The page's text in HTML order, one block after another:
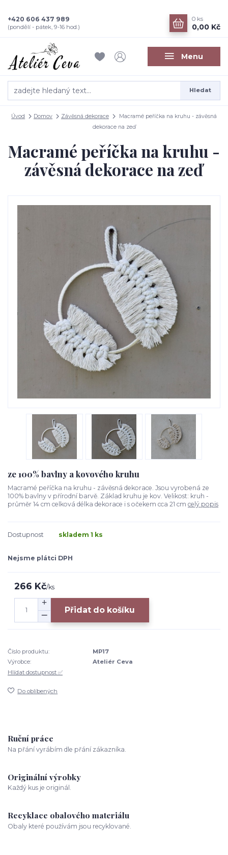
Menu
Hledat
+420 606 437 989
(pondělí - pátek, 9-16 hod.)
0 ks
0,00 Kč
Úvod Domov Závěsná dekorace
Macramé peříčka na kruhu - závěsná
dekorace na zeď
Macramé peříčka na kruhu -
závěsná dekorace na zeď
ze 100% bavlny a kovového kruhu
Macramé peříčka na kruhu - závěsná dekorace. Jsou vyrobená ze
100% bavlny v přírodní barvě. Základ kruhu je kov. Velikost: kruh -
průměr 14 cm celková délka dekorace i s očekem cca 21 cm celý popis
Dostupnost skladem 1 ks
Nejsme plátci DPH
266 Kč/ks
Přidat do košíku
Číslo produktu:
MP17
Výrobce:
Ateliér Ceva
Hlídat dostupnost ✅
Do oblíbených
Ruční práce
Na přání vyrábím dle přání zákazníka.
Originální výrobky
Každý kus je originál.
Recyklace obalového materiálu
Obaly které používám jsou recyklované.